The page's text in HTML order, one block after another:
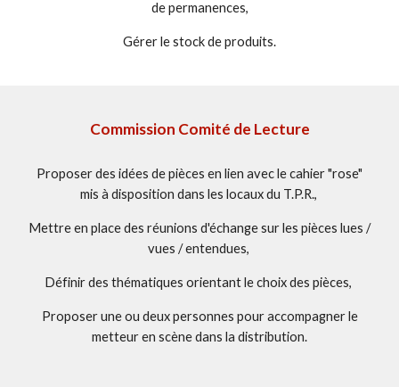
de permanences,
Gérer le stock de produits.
Commission Comité de Lecture
Proposer des idées de pièces en lien avec le cahier "rose"
mis à disposition dans les locaux du T.P.R.,
Mettre en place des réunions d'échange sur les pièces lues /
vues / entendues,
Définir des thématiques orientant le choix des pièces,
Proposer une ou deux personnes pour accompagner le
metteur en scène dans la distribution.